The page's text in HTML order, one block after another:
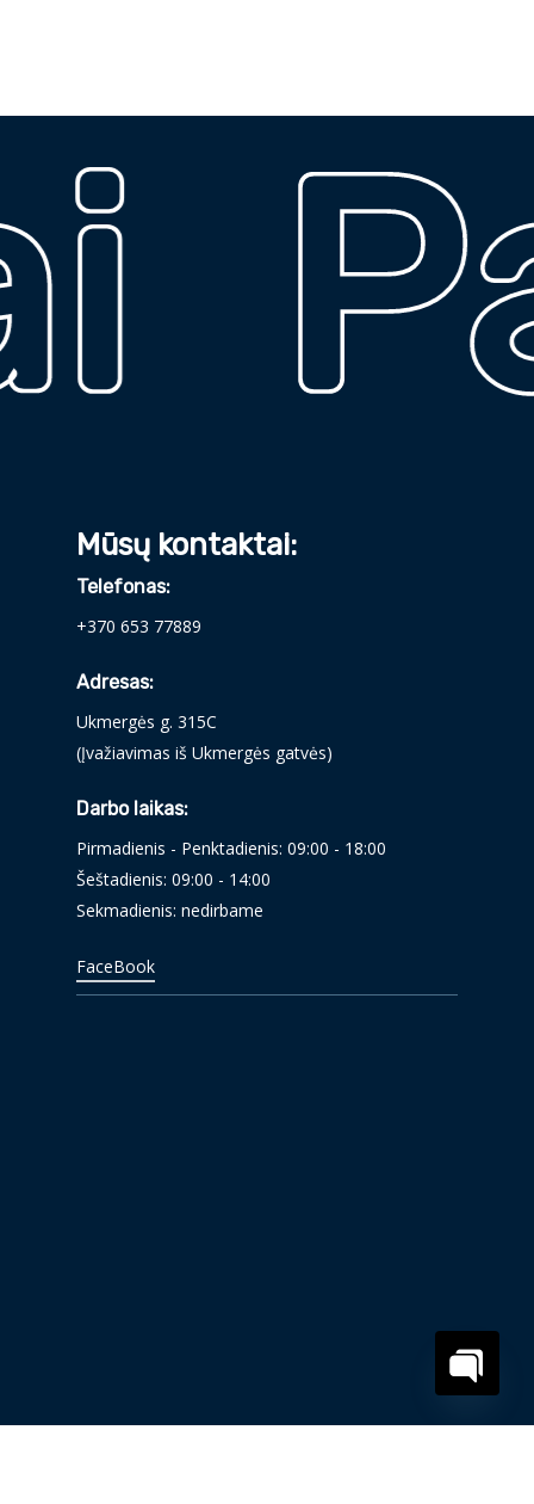
Mūsų kontaktai:
Telefonas:
+370 653 77889
Adresas:
Ukmergės g. 315C
(Įvažiavimas iš Ukmergės gatvės)
Darbo laikas:
Pirmadienis - Penktadienis: 09:00 - 18:00
Šeštadienis: 09:00 - 14:00
Sekmadienis: nedirbame
FaceBook
chaty